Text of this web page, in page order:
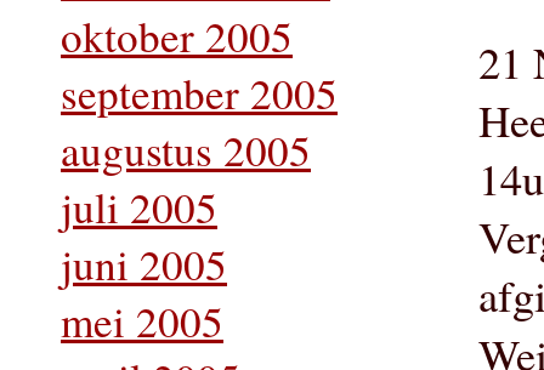
oktober 2005
september 2005
augustus 2005
juli 2005
juni 2005
mei 2005
21